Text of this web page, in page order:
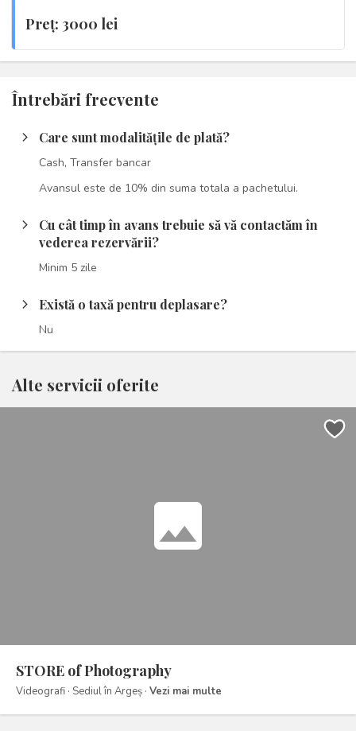
Preţ: 3000 lei
Întrebări frecvente
arrow_forward_ios Care sunt modalitățile de plată?
Cash, Transfer bancar
Avansul este de 10% din suma totala a pachetului.
arrow_forward_ios
Cu cât timp în avans trebuie să vă contactăm în
vederea rezervării?
Minim 5 zile
arrow_forward_ios Există o taxă pentru deplasare?
Nu
Alte servicii oferite
photo
STORE of Photography
Videografi · Sediul în Argeș · Vezi mai multe